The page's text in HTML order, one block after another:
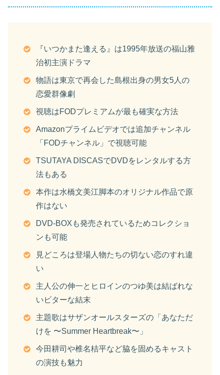
『いつかまた逢える』は1995年放送の福山雅
治初主演ドラマ
物語は東京で再会した島根出身の男女5人の
恋愛群像劇
視聴はFODプレミアムが最も確実な方法
Amazonプライムビデオでは追加チャンネル
「FODチャンネル」で視聴可能
TSUTAYA DISCASでDVDをレンタルする方
法もある
本作は水橋文美江脚本のオリジナル作品で原
作はない
DVD-BOXも発売されているためコレクショ
ンも可能
見どころは登場人物たちの切ない恋のすれ違
い
主人公の伸一とヒロインのつゆ美は結ばれな
いビターな結末
主題歌はサザンオールスターズの「あなただ
けを 〜Summer Heartbreak〜」
今田耕司や椎名桔平など脇を固めるキャスト
の演技も魅力